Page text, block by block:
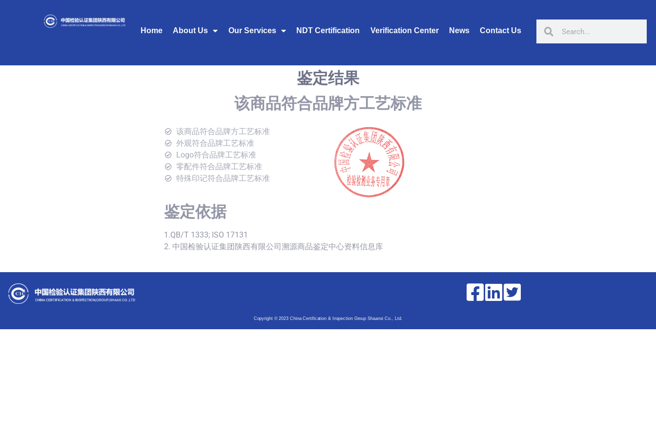
Home About Us Our Services NDT Certification Verification Center News Contact Us
鉴定结果
该商品符合品牌方工艺标准
该商品符合品牌方工艺标准
外观符合品牌工艺标准
Logo符合品牌工艺标准
零配件符合品牌工艺标准
特殊印记符合品牌工艺标准
鉴定依据
1.QB/T 1333; ISO 17131
2. 中国检验认证集团陕西有限公司溯源商品鉴定中心资料信息库
Copyright © 2023 China Certification & Inspection Group Shaanxi Co., Ltd.